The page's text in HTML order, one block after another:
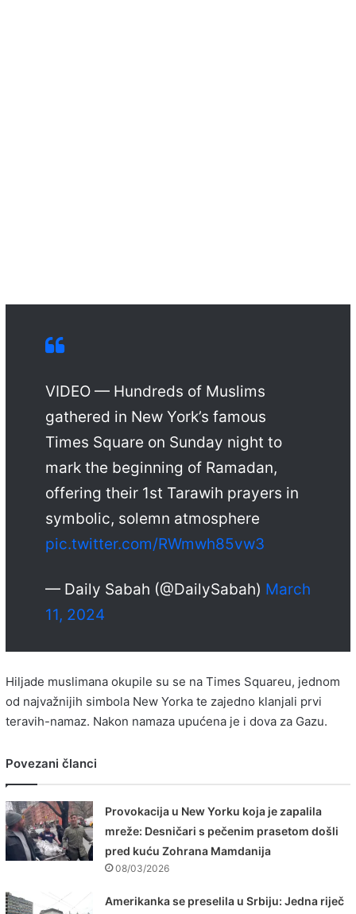
VIDEO — Hundreds of Muslims
gathered in New York’s famous
Times Square on Sunday night to
mark the beginning of Ramadan,
offering their 1st Tarawih prayers in
symbolic, solemn atmosphere
pic.twitter.com/RWmwh85vw3
— Daily Sabah (@DailySabah) March
11, 2024
Hiljade muslimana okupile su se na Times Squareu, jednom
od najvažnijih simbola New Yorka te zajedno klanjali prvi
teravih-namaz. Nakon namaza upućena je i dova za Gazu.
Povezani članci
Provokacija u New Yorku koja je zapalila
mreže: Desničari s pečenim prasetom došli
pred kuću Zohrana Mamdanija
08/03/2026
Amerikanka se preselila u Srbiju: Jedna riječ